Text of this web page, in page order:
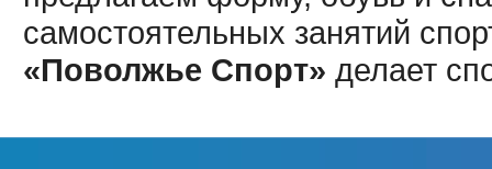
самостоятельных занятий
«Поволжье Спорт» делает